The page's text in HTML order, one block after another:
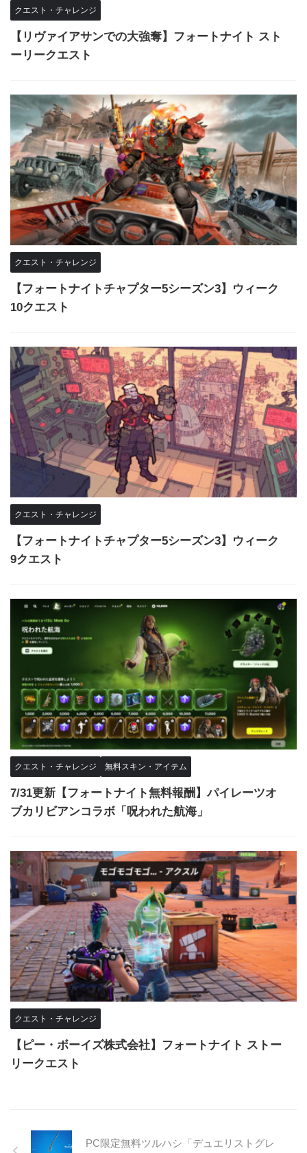
クエスト・チャレンジ
【リヴァイアサンでの大強奪】フォートナイト スト
ーリークエスト
クエスト・チャレンジ
【フォートナイトチャプター5シーズン3】ウィーク
10クエスト
クエスト・チャレンジ
【フォートナイトチャプター5シーズン3】ウィーク
9クエスト
クエスト・チャレンジ 無料スキン・アイテム
7/31更新【フォートナイト無料報酬】パイレーツオ
ブカリビアンコラボ「呪われた航海」
クエスト・チャレンジ
【ピー・ボーイズ株式会社】フォートナイト ストー
リークエスト
PC限定無料ツルハシ「デュエリストグレ